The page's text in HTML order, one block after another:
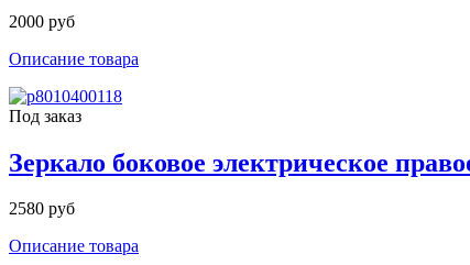
2000 руб
Описание товара
Под заказ
Зеркало боковое электрическое
2580 руб
Описание товара